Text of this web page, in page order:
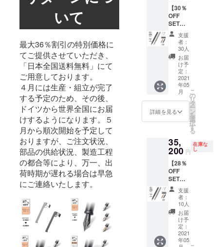
いて
最大36％割引の特別価格に
てご提供させていただき、
「日本全国送料無料」にて
ご用意しております。
４月には生産・組立が完了
する予定のため、その後、
ドイツから世界全国にお届
けするようになります。５
月から順次開始を予定して
おりますが、ご注文状況、
部品の供給状況、製造工程
の都合等により、万一、出
荷時期が遅れる場合は早急
にご連絡いたします。
た場
合、正
規販売
価格が
販売予
定価格
より下
がる可
能性も
ござい
ます。
※ご注文
状況、
使用部
材の供
給状
造工程
上の都
合等に
より出
荷時期
が遅れ
る場合
があり
ます。
能性も
ござい
ます。
※ご注文
状況、
使用部
材の供
給状
況、製
造工程
上の都
合等に
より出
が遅れ
る場合
は４種
類から
お選び
いただ
けま
す。 ※
皆様の
応援購
入によ
り量産
効率が
向上し
た場
合、正
規販売
より下
がる可
能性も
ござい
ます。
※ご注文
状況、
使用部
材の供
給状
況、製
造工程
上の都
合等に
30,800
円の
21％OF
F）
※stilfor
m INK
Titaniu
m（万
年筆：
チタ
ン）の
カラー
は２色
からお
※ニブの
サイズ
は４種
類から
お選び
いただ
けま
す。
（標準
装備は
他のリ
ターン
と同様
のス
【30％
OFF
SET
割】
stilform
INK
Titaniu
mコン
プリー
トセッ
stilform
INK
Titaniu
m（万
年筆：
ン）×１
専用ク
リップ×
１、レ
ザー
ポーチ×
１、木
製ホル
ダー×
１、
ベース
（チタ
ン）×１
（販売
支援
者：
30人
お届
け予
定：
2021
年05
月
詳細を見る
こ
の
リ
タ
ー
ン
を
選
択
す
る
35,
200 円
在庫な
し
【28％
OFF
SET
割】
stilform
INK
Titaniu
mコン
プリー
トセッ
支援
者：
10人
お届
け予
定：
2021
年05